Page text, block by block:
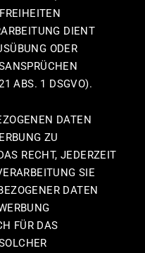
DIENT
ODER
ABS. 1 DSGVO).
DATEN
ZU
RECHT, JEDERZEIT
SIE
DATEN
FÜR DAS